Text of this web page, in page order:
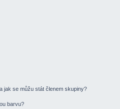
jak se můžu stát členem skupiny?
barvu?